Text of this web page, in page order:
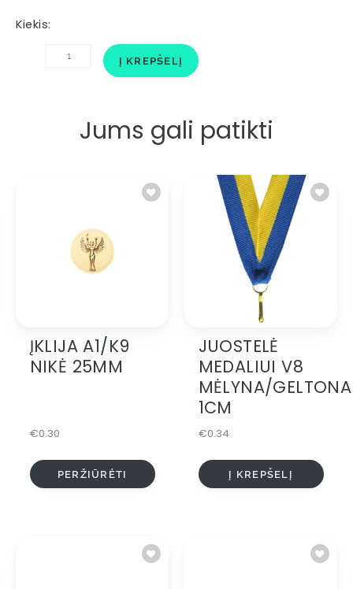
Kiekis:
Į KREPŠELĮ
Jums gali patikti
ĮKLIJA A1/K9
NIKĖ 25MM
€0.30
PERŽIŪRĖTI
This
product
has
options
be
chosen
JUOSTELĖ
MEDALIUI V8
MĖLYNA/GELTONA
1CM
€0.34
Į KREPŠELĮ